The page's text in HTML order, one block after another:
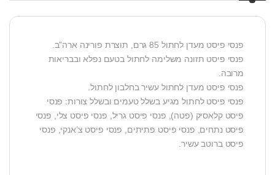
פנסי פיסט מעדן לחתול 85 גרם, תוצרת פורינה ארה”ב.
פנסי פיסט תזונה משלימה לחתול בטעם נפלא ובבריאות
מרובה.
פנסי פיסט מעדן לחתול עשיר בחלבון לחתול.
פנסי פיסט לחתול מגיע בשלל טעמים ובשלל צורות: פנסי
פיסט קלאסיק (פטה), פנסי פיסט גריל, פנסי פיסט צלי, פנסי
פיסט נתחים, פנסי פיסט פתיתים, פנסי פיסט צ’אנקי, פנסי
פיסט ברוטב עשיר.